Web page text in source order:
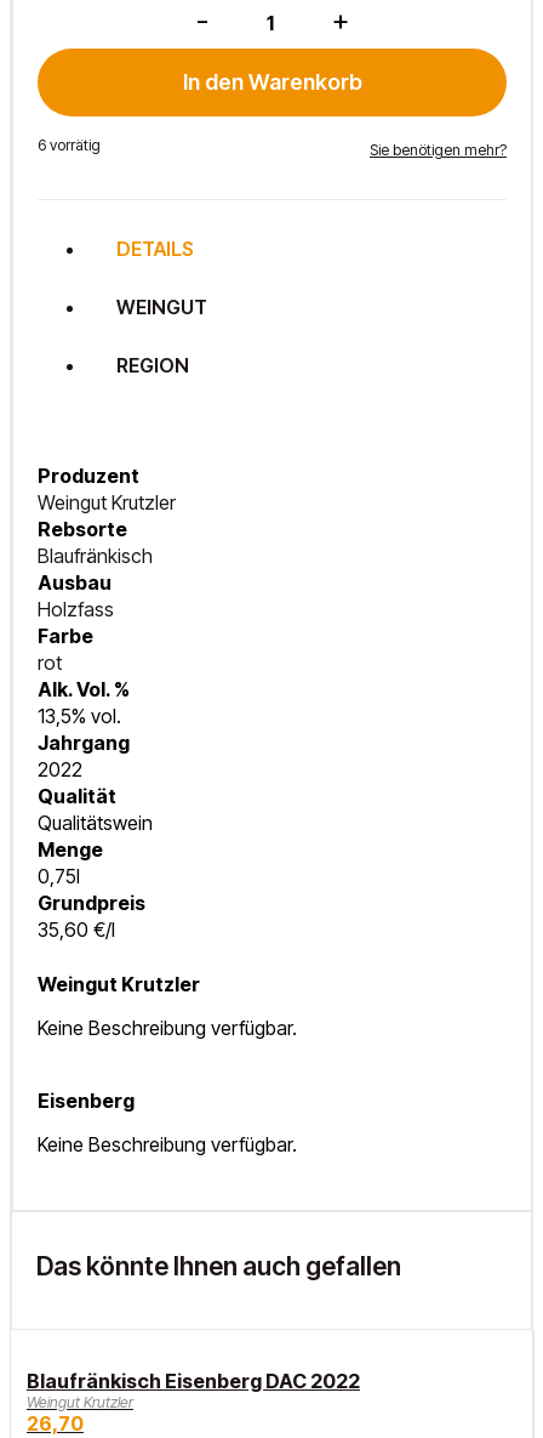
-
Eisenberg
DAC
2022
+
In den Warenkorb
6 vorrätig Sie benötigen mehr?
DETAILS
WEINGUT
REGION
Produzent
Weingut Krutzler
Rebsorte
Blaufränkisch
Ausbau
Holzfass
Farbe
rot
Alk. Vol. %
13,5% vol.
Jahrgang
2022
Qualität
Qualitätswein
Menge
0,75l
Grundpreis
35,60 €/l
Weingut Krutzler
Keine Beschreibung verfügbar.
Eisenberg
Keine Beschreibung verfügbar.
Das könnte Ihnen auch gefallen
Blaufränkisch Eisenberg DAC 2022
Weingut Krutzler
26,70